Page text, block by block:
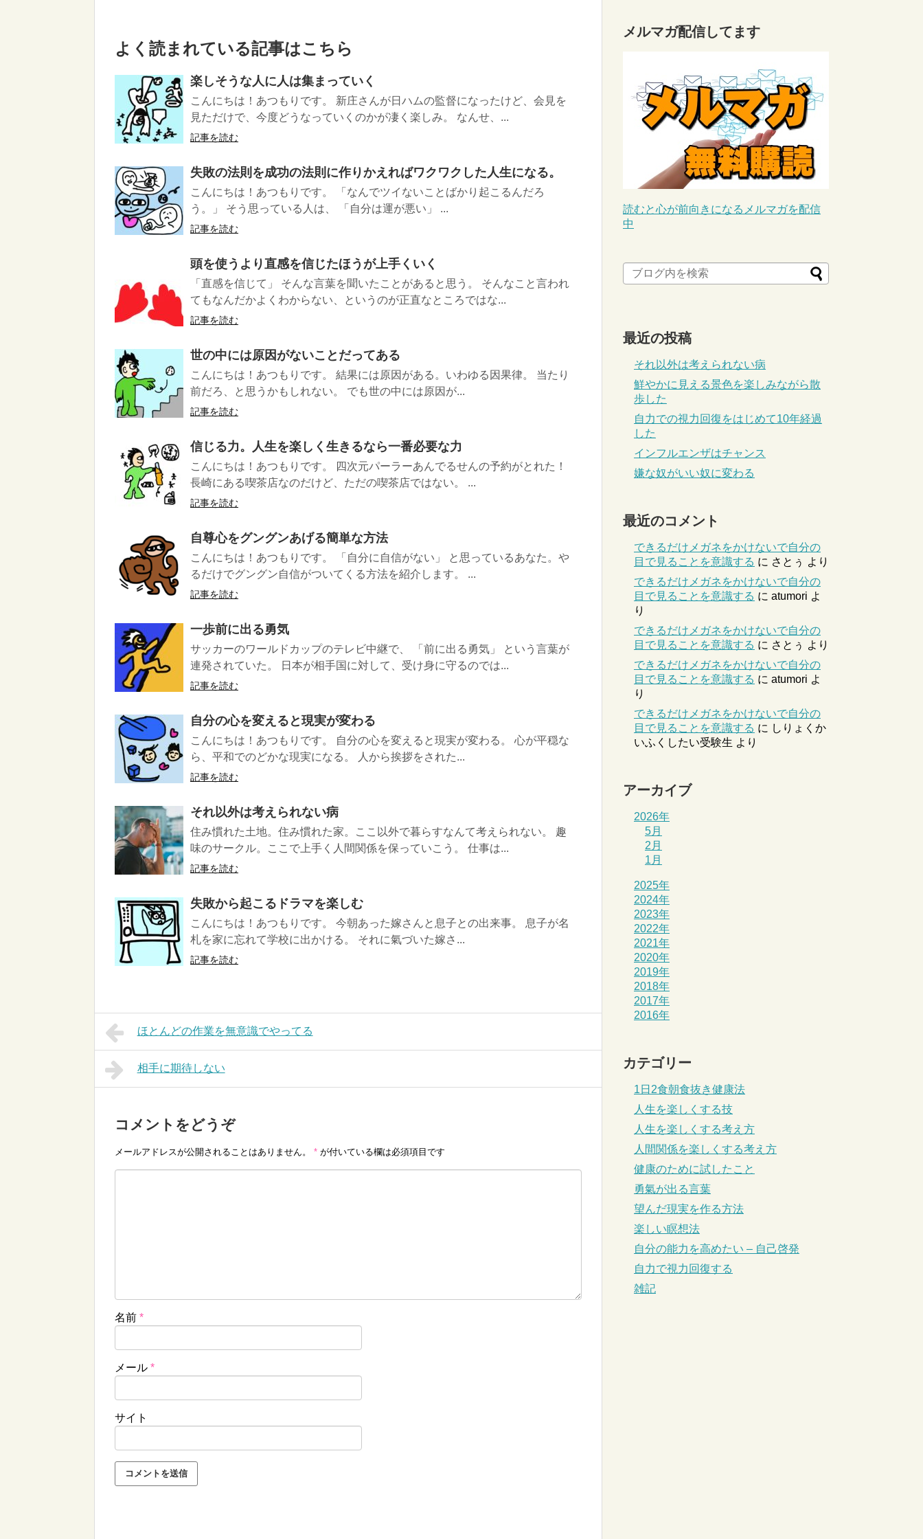
よく読まれている記事はこちら
楽しそうな人に人は集まっていく
こんにちは！あつもりです。 新庄さんが日ハムの監督になったけど、会見を
見ただけで、今度どうなっていくのかが凄く楽しみ。 なんせ、...
記事を読む
失敗の法則を成功の法則に作りかえればワクワクした人生になる。
こんにちは！あつもりです。 「なんでツイないことばかり起こるんだろ
う。」 そう思っている人は、 「自分は運が悪い」 ...
記事を読む
頭を使うより直感を信じたほうが上手くいく
「直感を信じて」 そんな言葉を聞いたことがあると思う。 そんなこと言われ
てもなんだかよくわからない、というのが正直なところではな...
記事を読む
世の中には原因がないことだってある
こんにちは！あつもりです。 結果には原因がある。いわゆる因果律。 当たり
前だろ、と思うかもしれない。 でも世の中には原因が...
記事を読む
信じる力。人生を楽しく生きるなら一番必要な力
こんにちは！あつもりです。 四次元パーラーあんでるせんの予約がとれた！
長崎にある喫茶店なのだけど、ただの喫茶店ではない。 ...
記事を読む
自尊心をグングンあげる簡単な方法
こんにちは！あつもりです。 「自分に自信がない」 と思っているあなた。や
るだけでグングン自信がついてくる方法を紹介します。 ...
記事を読む
一歩前に出る勇気
サッカーのワールドカップのテレビ中継で、 「前に出る勇気」 という言葉が
連発されていた。 日本が相手国に対して、受け身に守るのでは...
記事を読む
自分の心を変えると現実が変わる
こんにちは！あつもりです。 自分の心を変えると現実が変わる。 心が平穏な
ら、平和でのどかな現実になる。 人から挨拶をされた...
記事を読む
それ以外は考えられない病
住み慣れた土地。住み慣れた家。ここ以外で暮らすなんて考えられない。 趣
味のサークル。ここで上手く人間関係を保っていこう。 仕事は...
記事を読む
失敗から起こるドラマを楽しむ
こんにちは！あつもりです。 今朝あった嫁さんと息子との出来事。 息子が名
札を家に忘れて学校に出かける。 それに氣づいた嫁さ...
記事を読む
ほとんどの作業を無意識でやってる
相手に期待しない
コメントをどうぞ
メールアドレスが公開されることはありません。 * が付いている欄は必須項目です
名前 *
メール *
サイト
メルマガ配信してます
読むと心が前向きになるメルマガを配信
中
最近の投稿
それ以外は考えられない病
鮮やかに見える景色を楽しみながら散
歩した
自力での視力回復をはじめて10年経過
した
インフルエンザはチャンス
嫌な奴がいい奴に変わる
最近のコメント
できるだけメガネをかけないで自分の
目で見ることを意識する に さとぅ より
できるだけメガネをかけないで自分の
目で見ることを意識する に atumori よ
り
できるだけメガネをかけないで自分の
目で見ることを意識する に さとぅ より
できるだけメガネをかけないで自分の
目で見ることを意識する に atumori よ
り
できるだけメガネをかけないで自分の
目で見ることを意識する に しりょくか
いふくしたい受験生 より
アーカイブ
2026年
5月
2月
1月
2025年
2024年
2023年
2022年
2021年
2020年
2019年
2018年
2017年
2016年
カテゴリー
1日2食朝食抜き健康法
人生を楽しくする技
人生を楽しくする考え方
人間関係を楽しくする考え方
健康のために試したこと
勇氣が出る言葉
望んだ現実を作る方法
楽しい瞑想法
自分の能力を高めたい – 自己啓発
自力で視力回復する
雑記